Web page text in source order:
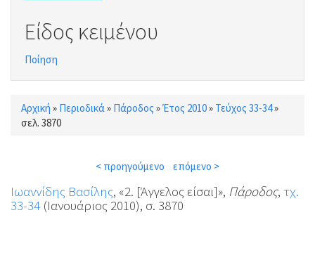
Είδος κειμένου
Ποίηση
Είστε εδώ
Αρχική » Περιοδικά » Πάροδος »Έτος 2010» Τεύχος 33-34»
σελ. 3870
< προηγούμενο επόμενο >
Ιωαννίδης Βασίλης, «2. [Άγγελος είσαι]», Πάροδος, τχ.
33-34 (Ιανουάριος 2010), σ. 3870